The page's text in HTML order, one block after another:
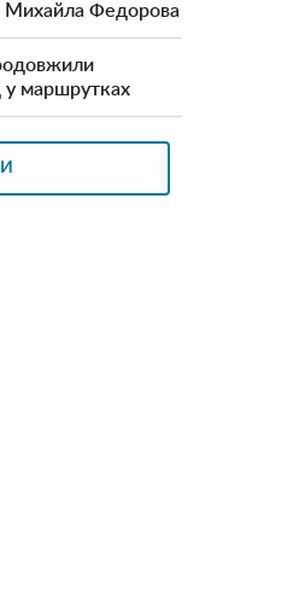
Михайла Федорова
у маршрутках